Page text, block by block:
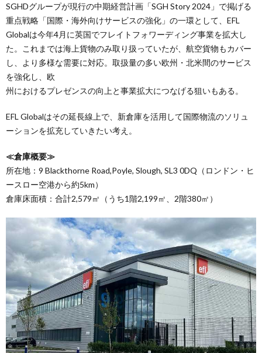
SGHDグループが現行の中期経営計画「SGH Story 2024」で掲げる
重点戦略「国際・海外向けサービスの強化」の一環として、EFL
Globalは今年4月に英国でフレイトフォワーディング事業を拡大し
た。これまでは海上貨物のみ取り扱っていたが、航空貨物もカバー
し、より多様な需要に対応。取扱量の多い欧州・北米間のサービス
を強化し、欧
州におけるプレゼンスの向上と事業拡大につなげる狙いもある。
EFL Globalはその延長線上で、新倉庫を活用して国際物流のソリュ
ーションを拡充していきたい考え。
≪倉庫概要≫
所在地：9 Blackthorne Road,Poyle, Slough, SL3 0DQ（ロンドン・ヒ
ースロー空港から約5km）
倉庫床面積：合計2,579㎡（うち1階2,199㎡、2階380㎡）